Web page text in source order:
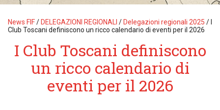
News FIF/DELEGAZIONI REGIONALI /Delegazioni regionali 2025 /I
Club Toscani definiscono un ricco calendario di eventi per il 2026
I Club Toscani definiscono
un ricco calendario di
eventi per il 2026